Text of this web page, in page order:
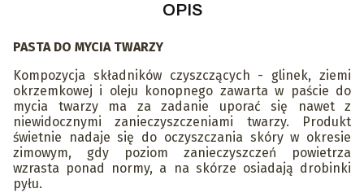
OPIS
PASTA DO MYCIA TWARZY
Kompozycja składników czyszczących - glinek, ziemi
okrzemkowej i oleju konopnego zawarta w paście do
mycia twarzy ma za zadanie uporać się nawet z
niewidocznymi zanieczyszczeniami twarzy. Produkt
świetnie nadaje się do oczyszczania skóry w okresie
zimowym, gdy poziom zanieczyszczeń powietrza
wzrasta ponad normy, a na skórze osiadają drobinki
pyłu.